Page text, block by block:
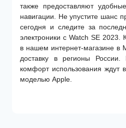
также предоставляют
навигации. Не упустите шанс
сегодня и следите за
электроники с Watch SE 2023.
в нашем интернет-магазине в
доставку в регионы
комфорт использования ждут
моделью Apple.